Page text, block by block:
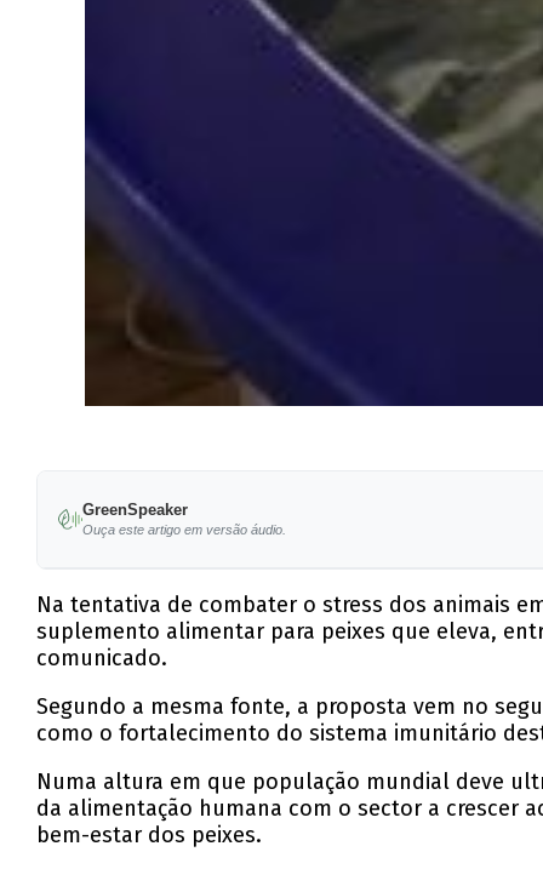
GreenSpeaker
Ouça este artigo em versão áudio.
Na tentativa de combater o stress dos animais
suplemento alimentar para peixes que eleva,
comunicado.
Segundo a mesma fonte, a proposta vem no
como o fortalecimento do sistema imunitário
Numa altura em que população mundial deve
da alimentação humana com o sector a crescer
bem-estar dos peixes.